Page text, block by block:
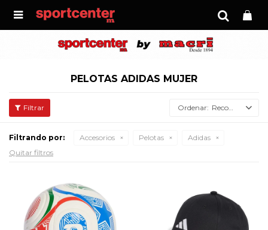

PELOTAS ADIDAS MUJER
Recomendados
Filtrando por: Accesorios Pelotas
Adidas
Quitar filtros